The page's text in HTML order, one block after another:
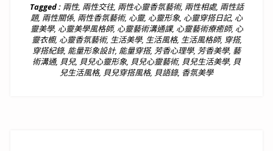
Tagged : 兩性, 兩性交往, 兩性心靈香氛藝術, 兩性相處, 兩性話
題, 兩性關係, 兩性香氛藝術, 心靈, 心靈形象, 心靈穿搭日記, 心
靈美學, 心靈美學風格師, 心靈藝術溝通課, 心靈藝術療癒師, 心
靈衣櫥, 心靈香氛藝術, 生活美學, 生活風格, 生活風格師, 穿搭,
穿搭紀錄, 能量形象設計, 能量穿搭, 芳香心理學, 芳香美學, 藝
術溝通, 貝兒, 貝兒心靈形象, 貝兒心靈藝術, 貝兒生活美學, 貝
兒生活風格, 貝兒穿搭風格, 貝語錄, 香氛美學